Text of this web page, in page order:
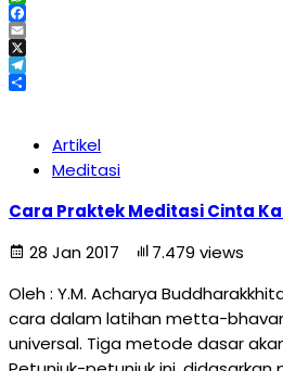
WhatsApp
Facebook
Email
X
Telegram
Artikel
Meditasi
Cara Praktek Meditasi Cinta
28 Jan 2017
7.479 views
Oleh : Y.M. Acharya
cara dalam latihan metta-
universal. Tiga metode dasar